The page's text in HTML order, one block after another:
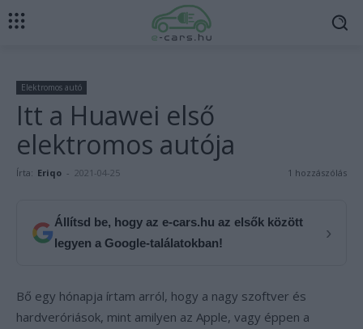
Elektromos autó
Itt a Huawei első
elektromos autója
Írta: Eriqo - 2021-04-25 1 hozzászólás
Állítsd be, hogy az e-cars.hu az elsők között
legyen a Google-találatokban!
›
Bő egy hónapja írtam arról, hogy a nagy szoftver és
hardveróriások, mint amilyen az Apple, vagy éppen a